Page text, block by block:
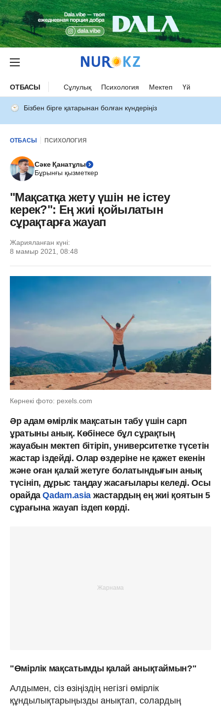
ОТБАСЫ Сұлулық Психология Мектеп Үй
Бізбен бірге қатарынан болған күндеріңіз
ОТБАСЫ ПСИХОЛОГИЯ
Сәке Қанатұлы
Бұрынғы қызметкер
"Мақсатқа жету үшін не істеу
керек?": Ең жиі қойылатын
сұрақтарға жауап
Жарияланған күні:
8 мамыр 2021, 08:48
Көрнекі фото: pexels.com
Әр адам өмірлік мақсатын табу үшін сарп
ұратыны анық. Көбінесе бұл сұрақтың
жауабын мектеп бітіріп, университетке түсетін
жастар іздейді. Олар өздеріне не қажет екенін
және оған қалай жетуге болатындығын анық
түсініп, дұрыс таңдау жасағылары келеді. Осы
орайдаQadam.asiaжастардың ең жиі қоятын 5
сұрағына жауап іздеп көрді.
"Өмірлік мақсатымды қалай анықтаймын?"
Алдымен, сіз өзіңіздің негізгі өмірлік
құндылықтарыңызды анықтап, солардың